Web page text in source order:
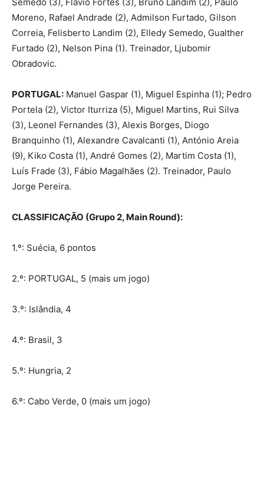
Semedo (3), Flávio Fortes (3), Bruno Landim (2), Paulo
Moreno, Rafael Andrade (2), Admilson Furtado, Gilson
Correia, Felisberto Landim (2), Elledy Semedo, Gualther
Furtado (2), Nelson Pina (1). Treinador, Ljubomir
Obradovic.
PORTUGAL: Manuel Gaspar (1), Miguel Espinha (1); Pedro
Portela (2), Victor Iturriza (5), Miguel Martins, Rui Silva
(3), Leonel Fernandes (3), Alexis Borges, Diogo
Branquinho (1), Alexandre Cavalcanti (1), António Areia
(9), Kiko Costa (1), André Gomes (2), Martim Costa (1),
Luís Frade (3), Fábio Magalhães (2). Treinador, Paulo
Jorge Pereira.
CLASSIFICAÇÃO (Grupo 2, Main Round):
1.º: Suécia, 6 pontos
2.º: PORTUGAL, 5 (mais um jogo)
3.º: Islândia, 4
4.º: Brasil, 3
5.º: Hungria, 2
6.º: Cabo Verde, 0 (mais um jogo)